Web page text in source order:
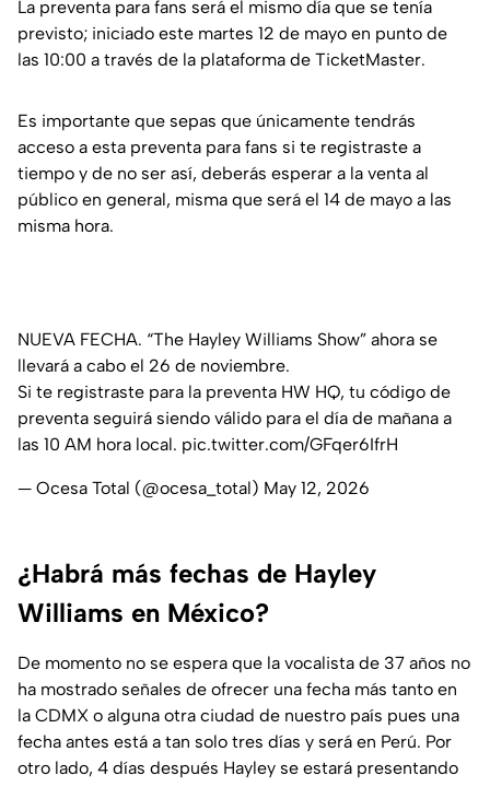
La preventa para fans será el mismo día que se tenía
previsto; iniciado este martes 12 de mayo en punto de
las 10:00 a través de la plataforma de TicketMaster.
Es importante que sepas que únicamente tendrás
acceso a esta preventa para fans si te registraste a
tiempo y de no ser así, deberás esperar a la venta al
público en general, misma que será el 14 de mayo a las
misma hora.
NUEVA FECHA. “The Hayley Williams Show” ahora se
llevará a cabo el 26 de noviembre.
Si te registraste para la preventa HW HQ, tu código de
preventa seguirá siendo válido para el día de mañana a
las 10 AM hora local. pic.twitter.com/GFqer6IfrH
— Ocesa Total (@ocesa_total) May 12, 2026
¿Habrá más fechas de Hayley
Williams en México?
De momento no se espera que la vocalista de 37 años no
ha mostrado señales de ofrecer una fecha más tanto en
la CDMX o alguna otra ciudad de nuestro país pues una
fecha antes está a tan solo tres días y será en Perú. Por
otro lado, 4 días después Hayley se estará presentando